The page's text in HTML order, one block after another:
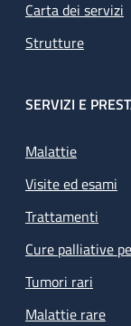
Carta dei servizi
Strutture
SERVIZI E
Malattie
Visite ed esami
Trattamenti
Cure palliative
Tumori rari
Malattie rare